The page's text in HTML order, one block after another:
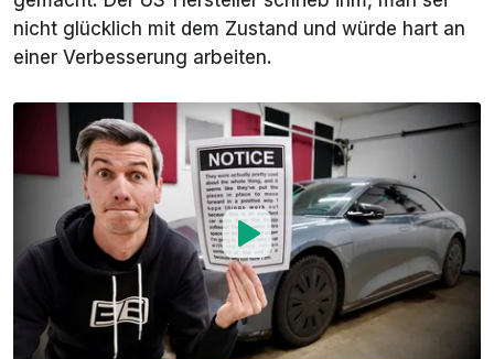
nicht glücklich mit dem Zustand und würde hart an
einer Verbesserung arbeiten.